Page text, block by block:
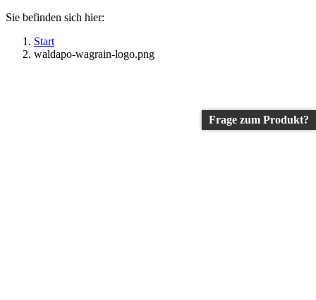
Sie befinden sich hier:
Start
waldapo-wagrain-logo.png
Frage zum Produkt?